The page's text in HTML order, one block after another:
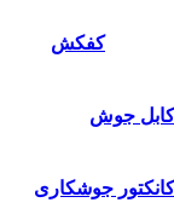
کفکش
جوش
جوشکاری